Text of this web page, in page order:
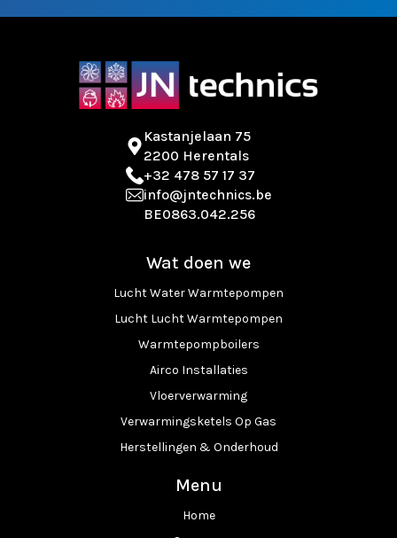
Kastanjelaan 75
2200 Herentals
+32 478 57 17 37
info@jntechnics.be
BE0863.042.256
Wat doen we
Lucht Water Warmtepompen
Lucht Lucht Warmtepompen
Warmtepompboilers
Airco Installaties
Vloerverwarming
Verwarmingsketels Op Gas
Herstellingen & Onderhoud
Menu
Home